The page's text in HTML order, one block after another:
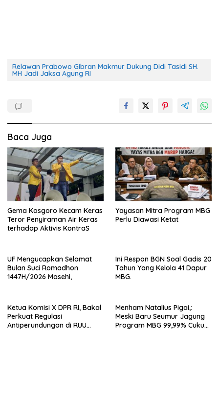
Relawan Prabowo Gibran Makmur Dukung Didi Tasidi SH.
MH Jadi Jaksa Agung RI
Baca Juga
Gema Kosgoro Kecam Keras
Teror Penyiraman Air Keras
terhadap Aktivis KontraS
Yayasan Mitra Program MBG
Perlu Diawasi Ketat
UF Mengucapkan Selamat
Bulan Suci Romadhon
1447H/2026 Masehi,
Ini Respon BGN Soal Gadis 20
Tahun Yang Kelola 41 Dapur
MBG.
Ketua Komisi X DPR RI, Bakal
Perkuat Regulasi
Antiperundungan di RUU
Menham Natalius Pigai,:
Meski Baru Seumur Jagung
Program MBG 99,99% Cukup